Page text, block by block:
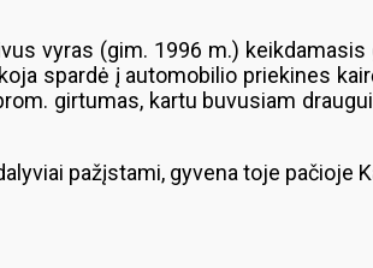
vyras (gim. 1996 m.)
spardė į automobilio priekines
girtumas, kartu buvusiam
pažįstami, gyvena toje pačioje